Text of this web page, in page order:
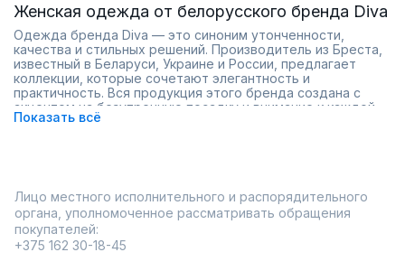
Женская одежда от белорусского бренда Diva
Одежда бренда Diva — это синоним утонченности,
качества и стильных решений. Производитель из Бреста,
известный в Беларуси, Украине и России, предлагает
коллекции, которые сочетают элегантность и
практичность. Вся продукция этого бренда создана с
акцентом на безупречную посадку и внимание к каждой
детали.
подчеркивающий достоинства ее фигуры. Вдохновленные
классическими силуэтами, модели Diva сдержаны, но
изысканы, благодаря чему они становятся незаменимыми
для тех, кто ценит простоту и элегантность.
Особое внимание стоит уделить эксклюзивным платьям
Показать всё
Лицо местного исполнительного и распорядительного
органа, уполномоченное рассматривать обращения
покупателей:
+375 162 30-18-45